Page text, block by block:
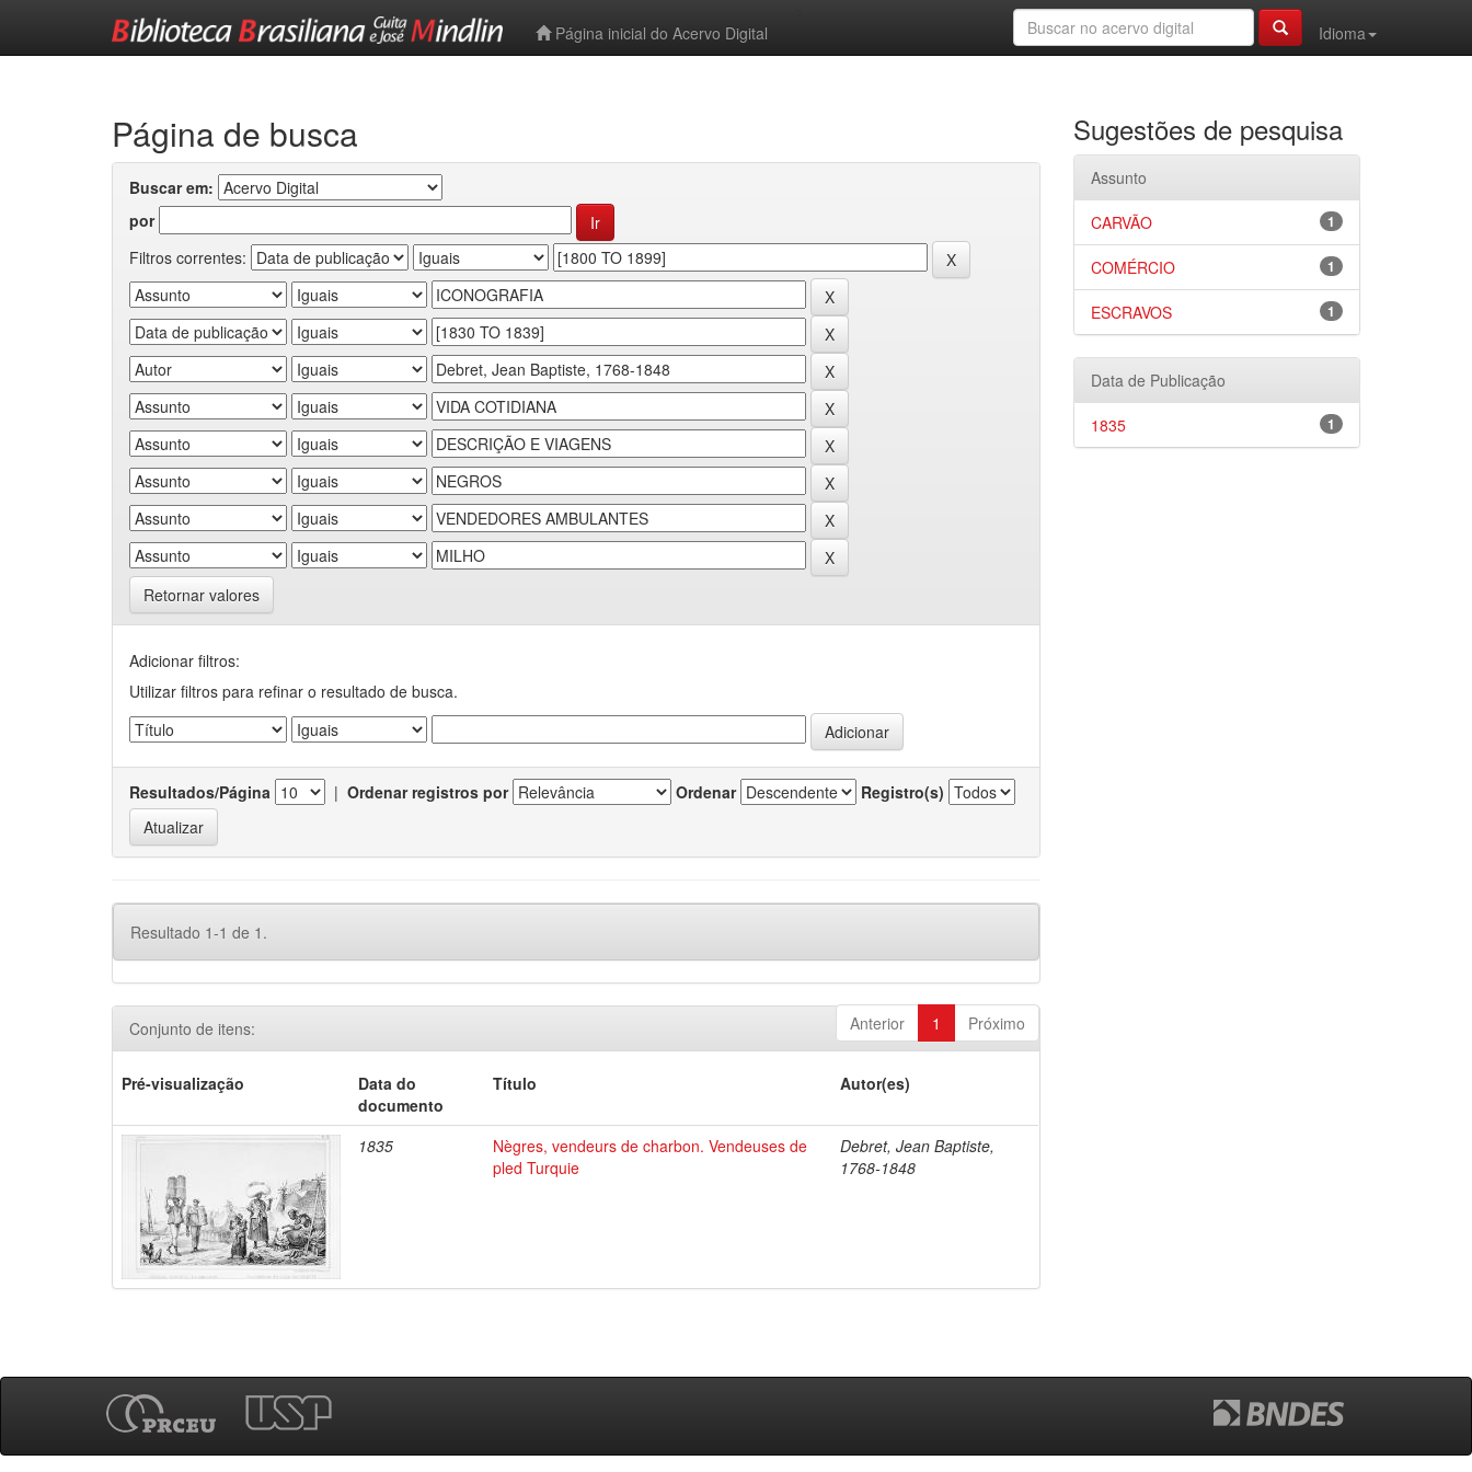
Página inicial do Acervo Digital
Idioma
Página de busca
Buscar em:
por
Filtros correntes:
Retornar valores
Adicionar filtros:
Utilizar filtros para refinar o resultado de busca.
Resultados/Página | Ordenar registros por Ordenar Registro(s)
Resultado 1-1 de 1.
Anterior 1 Próximo
Conjunto de itens:
Pré-visualização
Data do
documento
Título Autor(es)
1835
Nègres, vendeurs de charbon. Vendeuses de
pled Turquie
Debret, Jean Baptiste,
1768-1848
Sugestões de pesquisa
Assunto
1
CARVÃO
1
COMÉRCIO
1
ESCRAVOS
Data de Publicação
1
1835